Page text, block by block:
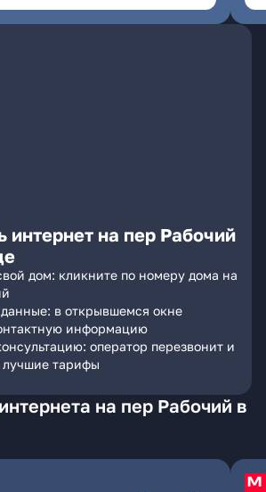
интернет на пер Рабочий
дом: кликните по номеру дома на
в открывшемся окне
информацию
оператор перезвонит и
лучшие тарифы
на пер Рабочий в